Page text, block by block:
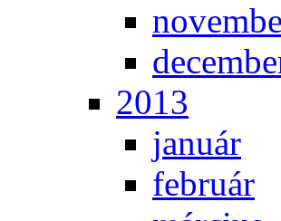
2013
ja­nu­ár
feb­ru­ár